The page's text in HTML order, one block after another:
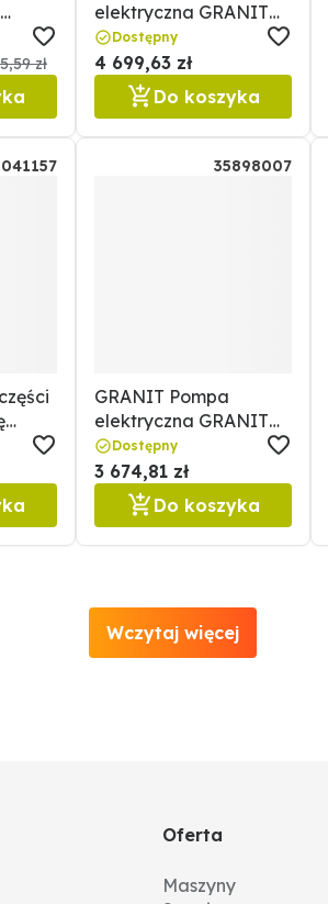
zł
elektryczna GRANIT
11088243
Dostępny
4 699,63 zł
Do koszyka
35898007
GRANIT Pompa
elektryczna GRANIT
35898007
Dostępny
3 674,81 zł
Do koszyka
Wczytaj więcej
Oferta
Maszyny